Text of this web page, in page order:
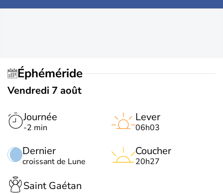
Éphéméride
Vendredi 7 août
Journée
-2 min
Dernier
croissant de Lune
Lever
06h03
Coucher
20h27
Saint Gaétan